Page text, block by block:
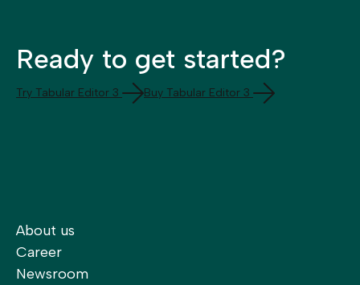
Ready to get started?
Try Tabular Editor 3 Buy Tabular Editor 3
About us
Career
Newsroom